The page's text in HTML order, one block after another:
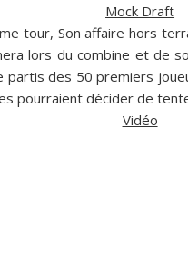
Mock Draft
tour, Son affaire hors
lors du combine et de
des 50 premiers
pourraient décider de
Vidéo